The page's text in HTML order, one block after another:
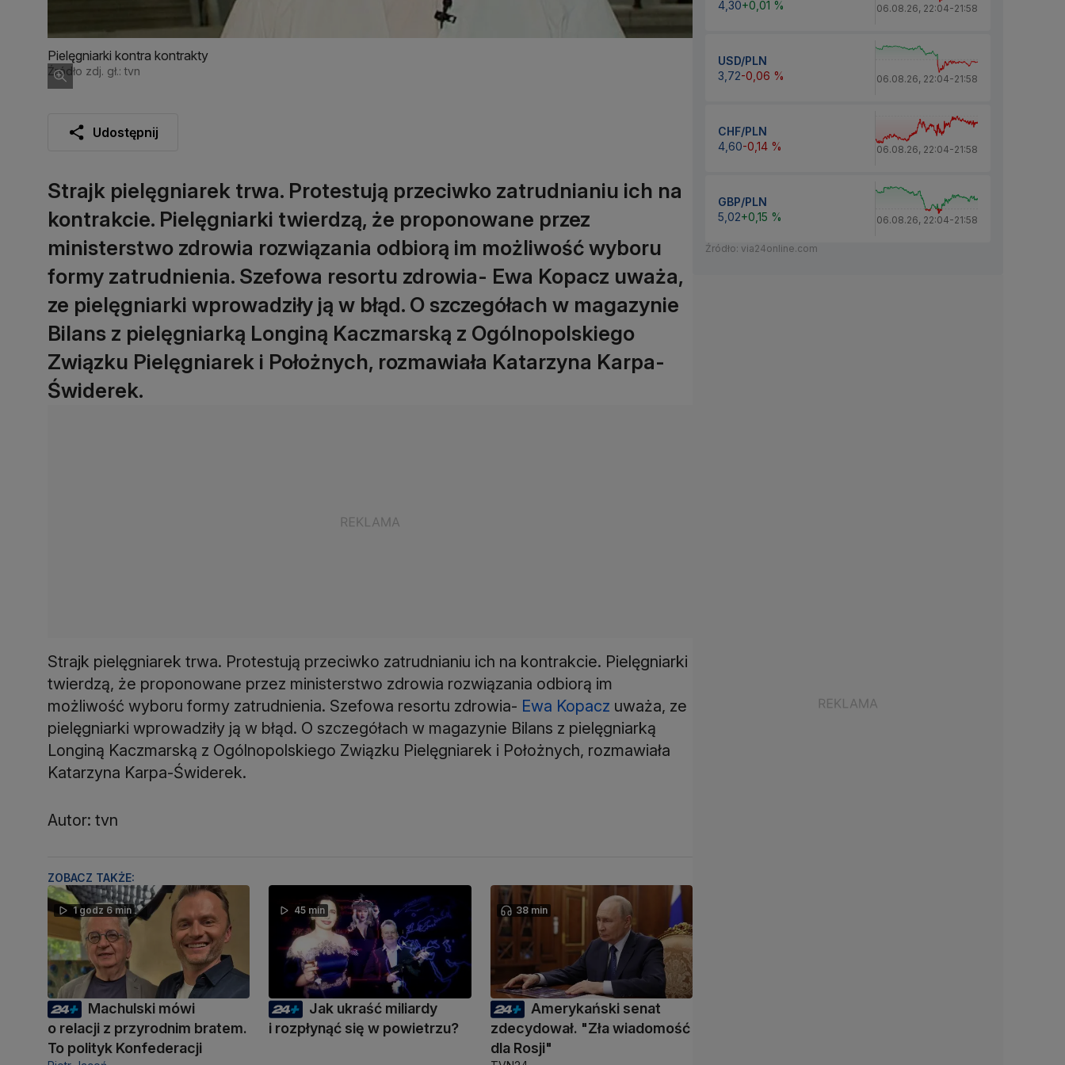
Pielęgniarki kontra kontrakty
Źródło zdj. gł.: tvn
Udostępnij
Strajk pielęgniarek trwa. Protestują przeciwko zatrudnianiu ich na
kontrakcie. Pielęgniarki twierdzą, że proponowane przez
ministerstwo zdrowia rozwiązania odbiorą im możliwość wyboru
formy zatrudnienia. Szefowa resortu zdrowia- Ewa Kopacz uważa,
ze pielęgniarki wprowadziły ją w błąd. O szczegółach w magazynie
Bilans z pielęgniarką Longiną Kaczmarską z Ogólnopolskiego
Związku Pielęgniarek i Położnych, rozmawiała Katarzyna Karpa-
Świderek.
Strajk pielęgniarek trwa. Protestują przeciwko zatrudnianiu ich na kontrakcie. Pielęgniarki
twierdzą, że proponowane przez ministerstwo zdrowia rozwiązania odbiorą im
możliwość wyboru formy zatrudnienia. Szefowa resortu zdrowia- Ewa Kopacz uważa, ze
pielęgniarki wprowadziły ją w błąd. O szczegółach w magazynie Bilans z pielęgniarką
Longiną Kaczmarską z Ogólnopolskiego Związku Pielęgniarek i Położnych, rozmawiała
Katarzyna Karpa-Świderek.
Autor: tvn
ZOBACZ TAKŻE:
1 godz 6 min
Machulski mówi
o relacji z przyrodnim bratem.
To polityk Konfederacji
45 min
Jak ukraść miliardy
i rozpłynąć się w powietrzu?
38 min
Amerykański senat
zdecydował. "Zła wiadomość
dla Rosji"
4,30+0,01 % 06.08.26, 22:04-21:58
USD/PLN
3,72-0,06 % 06.08.26, 22:04-21:58
CHF/PLN
4,60-0,14 % 06.08.26, 22:04-21:58
GBP/PLN
5,02+0,15 % 06.08.26, 22:04-21:58
Źródło: via24online.com